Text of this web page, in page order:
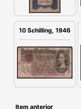
10 Schilling, 1946
Item anterior